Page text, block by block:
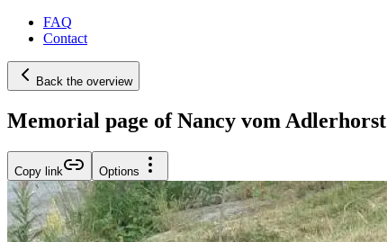
FAQ
Contact
Back the overview
Memorial page of Nancy vom Adlerhorst
Copy link Options